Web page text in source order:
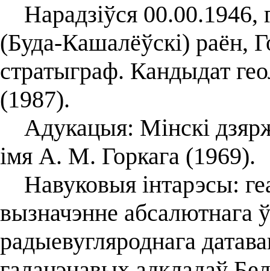
Нарадзіўся 00.00.1946,
(Буда-Кашалёўскі) раён,
стратыграф. Кандыдат
(1987).
Адукацыя: Мінскі
імя А. М. Горкага (1969).
Навуковыя інтарэсы:
вызначэнне абсалютнага
радыевугляроднага